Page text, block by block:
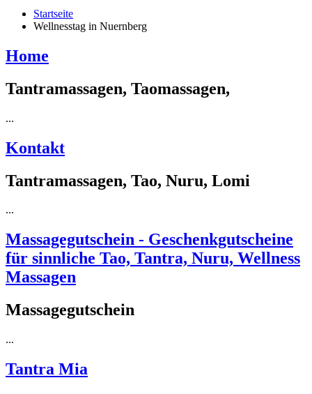
Startseite
Wellnesstag in Nuernberg
Home
Tantramassagen, Taomassagen,
...
Kontakt
Tantramassagen, Tao, Nuru, Lomi
...
Massagegutschein - Geschenkgutscheine
für sinnliche Tao, Tantra, Nuru, Wellness
Massagen
Massagegutschein
...
Tantra Mia